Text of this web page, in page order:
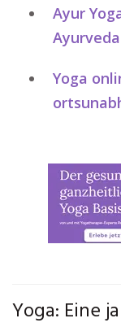
Ayur
Ayurveda
Yoga
Yoga: Eine